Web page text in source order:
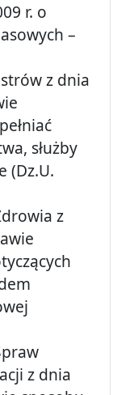
r. o
–
z dnia
służby
(Dz.U.
z
z dnia